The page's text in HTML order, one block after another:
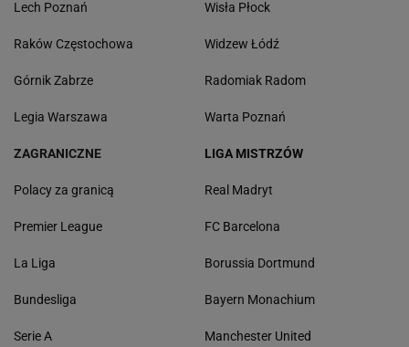
Lech Poznań
Raków Częstochowa
Górnik Zabrze
Legia Warszawa
Wisła Płock
Widzew Łódź
Radomiak Radom
Warta Poznań
ZAGRANICZNE
Polacy za granicą
Premier League
La Liga
Bundesliga
Serie A
LIGA MISTRZÓW
Real Madryt
FC Barcelona
Borussia Dortmund
Bayern Monachium
Manchester United